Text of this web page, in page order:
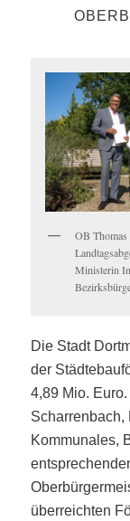
OB Thomas
Ministerin
Die Stadt
der
4,89 Mio.
Scharrenbach,
Kommunales,
überreichten